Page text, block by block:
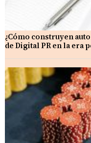
¿Cómo construyen
de Digital PR en la era